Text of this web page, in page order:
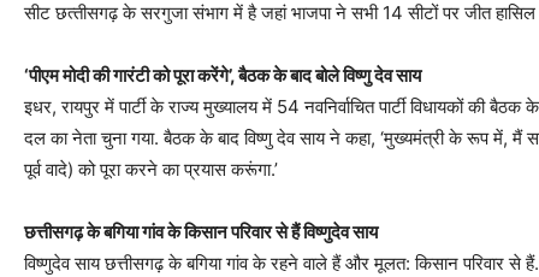
सीट छत्‍तीसगढ़ के सरगुजा संभाग में है जहां भाजपा ने सभी 14 सीटों पर जीत
‘पीएम मोदी की गारंटी को पूरा करेंगे’, बैठक के बाद बोले विष्णु देव साय
इधर, ​​रायपुर में पार्टी के राज्य मुख्यालय में 54 नवनिर्वाचित पार्टी विधायकों की
दल का नेता चुना गया. बैठक के बाद विष्णु देव साय ने कहा, ‘मुख्यमंत्री के रूप में, मैं
पूर्व वादे) को पूरा करने का प्रयास करूंगा.’
छत्तीसगढ़ के बगिया गांव के किसान परिवार से हैं विष्णुदेव साय
विष्णुदेव साय छत्तीसगढ़ के बगिया गांव के रहने वाले हैं और मूलत: किसान परिवार